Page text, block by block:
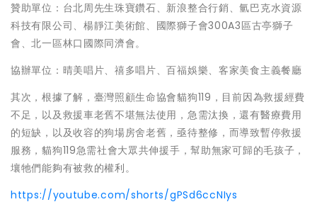
贊助單位：台北周先生珠寶鑽石、新浪整合行銷、氫巴克水資源
科技有限公司、楊靜江美術館、國際獅子會300A3區古亭獅子
會、北一區林口國際同濟會。
協辦單位：晴美唱片、禧多唱片、百福娛樂、客家美食主義餐廳
其次，根據了解，臺灣照顧生命協會貓狗119，目前因為救援經費
不足，以及救援車老舊不堪無法使用，急需汰換，還有醫療費用
的短缺，以及收容的狗場房舍老舊，亟待整修，而導致暫停救援
服務，貓狗119急需社會大眾共伸援手，幫助無家可歸的毛孩子，
壤牠們能夠有被救的權利。
https://youtube.com/shorts/gPSd6ccNIys